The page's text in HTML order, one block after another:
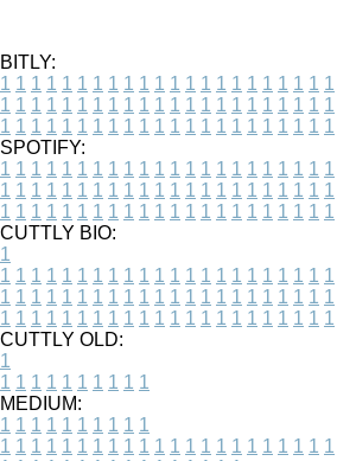
BITLY:
1 1 1 1 1 1 1 1 1 1 1 1 1 1 1 1 1 1 1 1 1 1
1 1 1 1 1 1 1 1 1 1 1 1 1 1 1 1 1 1 1 1 1 1
1 1 1 1 1 1 1 1 1 1 1 1 1 1 1 1 1 1 1 1 1 1
SPOTIFY:
1 1 1 1 1 1 1 1 1 1 1 1 1 1 1 1 1 1 1 1 1 1
1 1 1 1 1 1 1 1 1 1 1 1 1 1 1 1 1 1 1 1 1 1
1 1 1 1 1 1 1 1 1 1 1 1 1 1 1 1 1 1 1 1 1 1
CUTTLY BIO:
1
1 1 1 1 1 1 1 1 1 1 1 1 1 1 1 1 1 1 1 1 1 1
1 1 1 1 1 1 1 1 1 1 1 1 1 1 1 1 1 1 1 1 1 1
1 1 1 1 1 1 1 1 1 1 1 1 1 1 1 1 1 1 1 1 1 1
CUTTLY OLD:
1
1 1 1 1 1 1 1 1 1 1
MEDIUM:
1 1 1 1 1 1 1 1 1 1
1 1 1 1 1 1 1 1 1 1 1 1 1 1 1 1 1 1 1 1 1 1